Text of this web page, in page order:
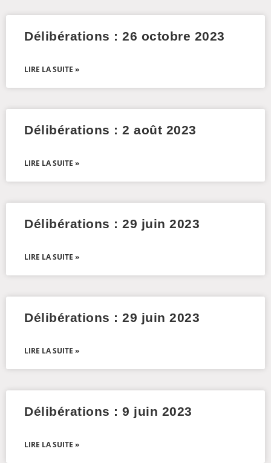
Délibérations : 26 octobre 2023
LIRE LA SUITE »
Délibérations : 2 août 2023
LIRE LA SUITE »
Délibérations : 29 juin 2023
LIRE LA SUITE »
Délibérations : 29 juin 2023
LIRE LA SUITE »
Délibérations : 9 juin 2023
LIRE LA SUITE »